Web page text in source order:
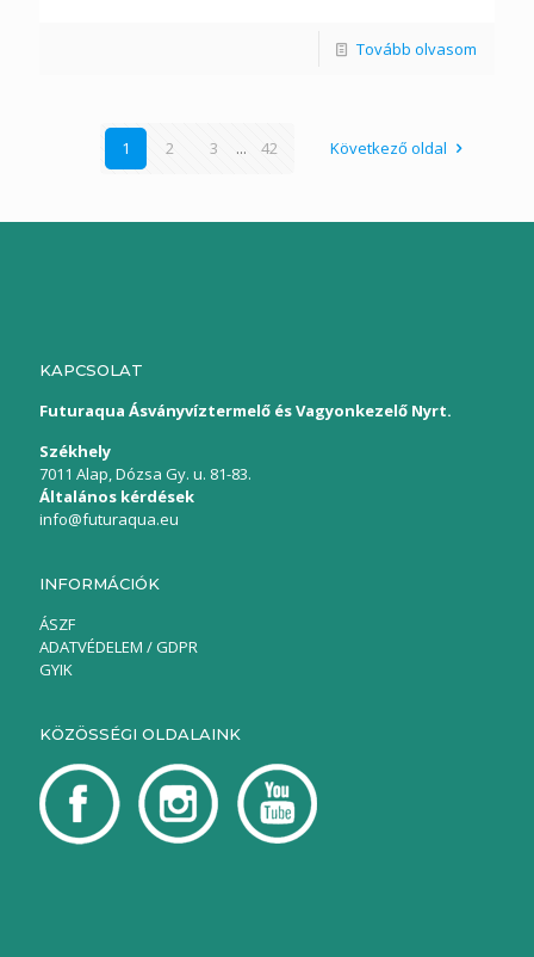
Tovább olvasom
1 2 3 ... 42 Következő oldal
KAPCSOLAT
Futuraqua Ásványvíztermelő és Vagyonkezelő Nyrt.
Székhely
7011 Alap, Dózsa Gy. u. 81-83.
Általános kérdések
info@futuraqua.eu
INFORMÁCIÓK
ÁSZF
ADATVÉDELEM / GDPR
GYIK
KÖZÖSSÉGI OLDALAINK